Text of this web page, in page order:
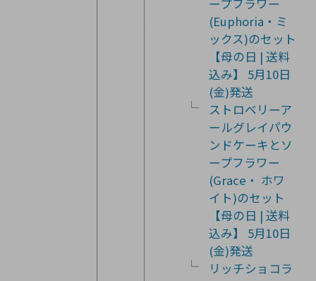
ープフラワー
(Euphoria・ミ
ックス)のセット
【母の日 | 送料
込み】 5月10日
(金)発送
ストロベリーア
ールグレイパウ
ンドケーキとソ
ープフラワー
(Grace・ ホワ
イト)のセット
【母の日 | 送料
込み】 5月10日
(金)発送
リッチショコラ